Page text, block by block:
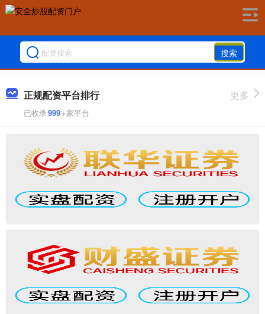
搜索
正规配资平台排行
已收录999+家平台
更多